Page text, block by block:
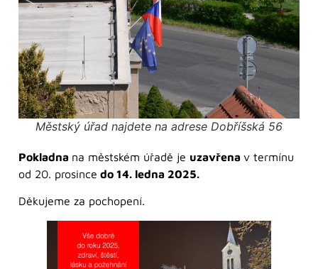
Městský úřad najdete na adrese Dobříšská 56
Pokladna na městském úřadě je uzavřena v termínu
od 20. prosince do 14. ledna 2025.
Děkujeme za pochopení.